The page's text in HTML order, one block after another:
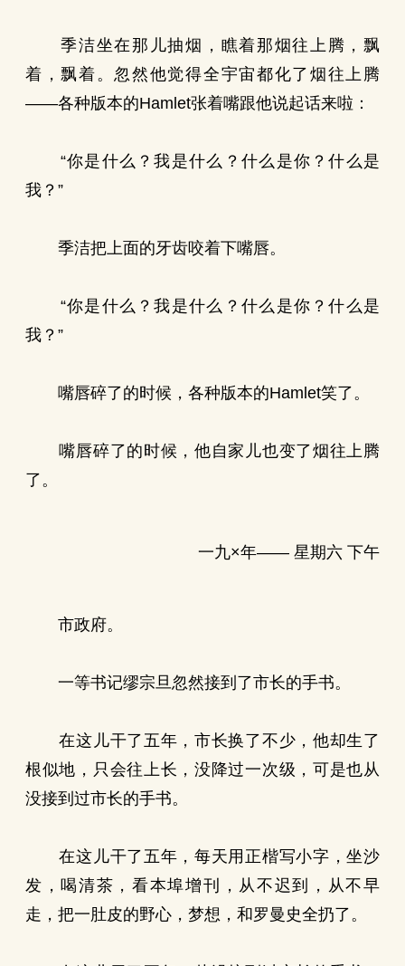
季洁坐在那儿抽烟，瞧着那烟往上腾，飘
着，飘着。忽然他觉得全宇宙都化了烟往上腾
——各种版本的Hamlet张着嘴跟他说起话来啦：
“你是什么？我是什么？什么是你？什么是
我？”
季洁把上面的牙齿咬着下嘴唇。
“你是什么？我是什么？什么是你？什么是
我？”
嘴唇碎了的时候，各种版本的Hamlet笑了。
嘴唇碎了的时候，他自家儿也变了烟往上腾
了。
一九×年—— 星期六 下午
市政府。
一等书记缪宗旦忽然接到了市长的手书。
在这儿干了五年，市长换了不少，他却生了
根似地，只会往上长，没降过一次级，可是也从
没接到过市长的手书。
在这儿干了五年，每天用正楷写小字，坐沙
发，喝清茶，看本埠增刊，从不迟到，从不早
走，把一肚皮的野心，梦想，和罗曼史全扔了。